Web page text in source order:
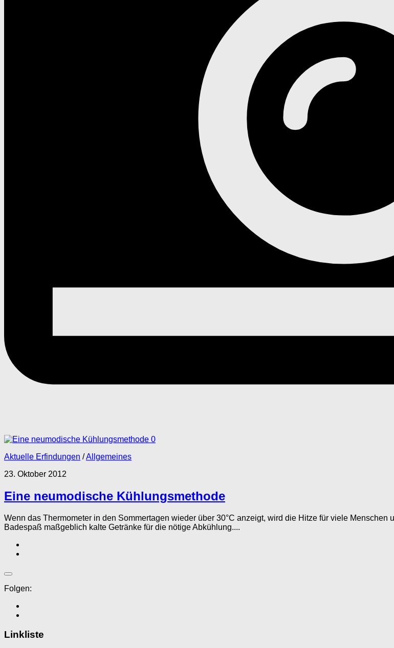
0
Aktuelle Erfindungen /Allgemeines
23. Oktober 2012
Eine neumodische Kühlungsmethode
Wenn das Thermometer in den Sommertagen wieder über 30°C anzeigt, wird die Hitze für viele
Badespaß maßgeblich kalte Getränke für die nötige Abkühlung....
Folgen:
Linkliste